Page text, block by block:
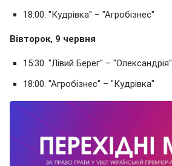
18:00. "Кудрівка" – "Агробізнес"
Вівторок, 9 червня
15:30. "Лівий Берег" – "Олександрія"
18:00. "Агробізнес" – "Кудрівка"